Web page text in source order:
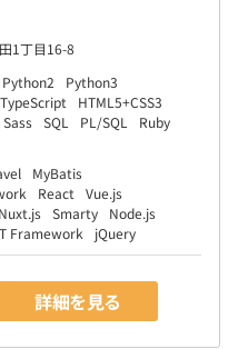
、Ansible、
Amazon ECS、Amazon
、Datadog、
1丁目16-8
Python2
Python3
TypeScript
HTML5+CSS3
Sass SQL PL/SQL
Ruby
MyBatis
React
Vue.js
Nuxt.js Smarty
Node.js
Framework jQuery
詳細を見る